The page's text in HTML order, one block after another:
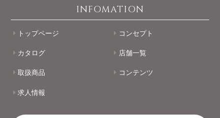
INFOMATION
トップページ コンセプト
カタログ 店舗一覧
取扱商品 コンテンツ
求人情報